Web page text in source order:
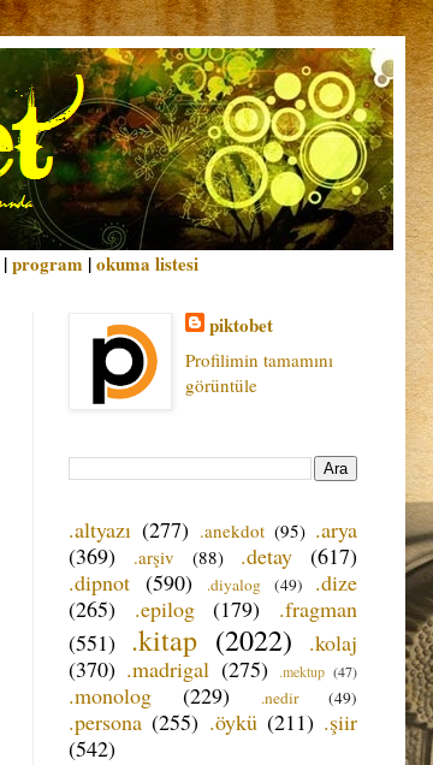
|program |okuma listesi
piktobet
Profilimin tamamını
görüntüle
.altyazı (277) .anekdot (95) .arya
(369)
.arşiv (88) .detay
(617)
.dipnot (590) .diyalog (49)
.dize
(265)
.epilog (179)
.fragman
(551) .kitap (2022)
.kolaj
(370) .madrigal (275) .mektup (47)
.monolog (229) .nedir (49)
.persona (255) .öykü (211) .şiir
(542)